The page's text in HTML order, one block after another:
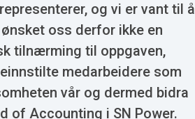
og vi er vant til å
oss derfor ikke en
tilnærming til oppgaven,
medarbeidere som
vår og dermed bidra
of Accounting i SN Power.